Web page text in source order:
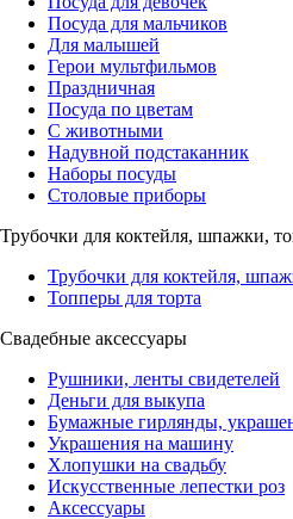
Посуда для мальчиков
Для малышей
Герои мультфильмов
Праздничная
Посуда по цветам
С животными
Надувной подстаканник
Наборы посуды
Столовые приборы
Трубочки для коктейля, шпажки,
Трубочки для коктейля,
Топперы для торта
Свадебные аксессуары
Рушники, ленты свидетелей
Деньги для выкупа
Бумажные гирлянды,
Украшения на машину
Хлопушки на свадьбу
Искусственные лепестки роз
Аксессуары